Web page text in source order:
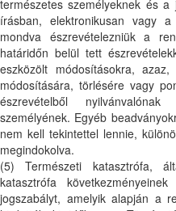
természetes személyeknek és
írásban, elektronikusan vagy
mondva észrevételezniük a
határidőn belül tett
eszközölt módosításokra,
módosítására, törlésére vagy
észrevételből
személyének. Egyéb
nem kell tekintettel lennie,
megindokolva.
(5) Természeti katasztrófa,
katasztrófa
jogszabályt, amelyik alapján a